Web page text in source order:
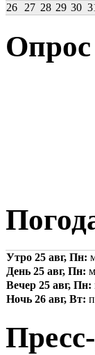
26
27 28 29 30
Опрос
Утро 25 авг, Пн:
День 25 авг, Пн:
Вечер 25 авг, Пн:
Ночь 26 авг, Вт: